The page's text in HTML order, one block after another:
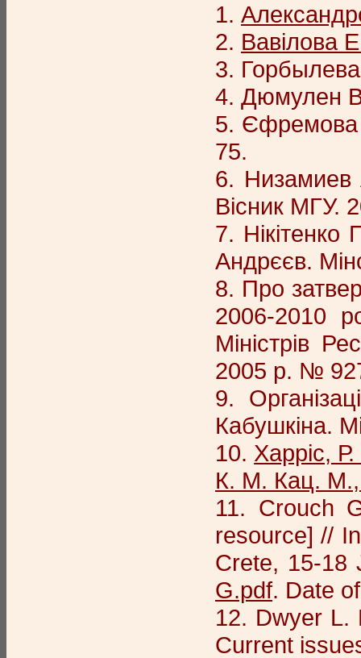
1.
2. Вавілова
3.
4. Дюмулен
5. Єфремова
75.
6. Низамиев
Вісник МГУ.
7. Нікітенко
Андрєєв.
8. Про
2006-2010
Міністрів
2005 р. №
9.
Кабушкіна.
10. Харріс,
К. М. Кац.
11. Crouch
resource] //
Crete, 15-18
G.pdf. Date
12. Dwyer L.
Current